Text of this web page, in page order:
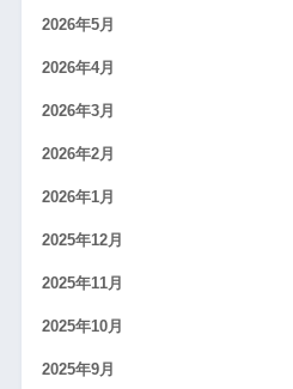
2026年5月
2026年4月
2026年3月
2026年2月
2026年1月
2025年12月
2025年11月
2025年10月
2025年9月